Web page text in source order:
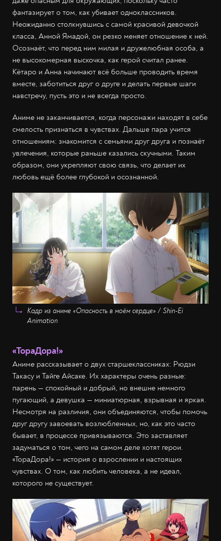
фантазирует о том, как убивает одноклассников.
Неожиданно столкнувшись с самой красивой девочкой
класса, Анной Ямадой, он резко меняет отношение к ней.
Осознаёт, что перед ним милая и дружелюбная особа, а
не высокомерная выскочка, как герой считал ранее.
Кётаро и Анна начинают всё больше проводить время
вместе, заботиться друг о друге и делать первые шаги
навстречу, пусть это и не всегда просто.
Аниме не заканчивается, когда персонажи находят в себе
смелость признаться в чувствах. Дальше пара учится
отношениям: знакомится с семьями друг друга и познаёт
увлечения, которые раньше казались скучными. Таким
образом, они укрепляют свою связь, что делает их
любовь ещё более глубокой и осознанной.
Кадр из аниме «Опасность в моём сердце» / Shin-Ei
Animation
«ТораДора!»
Аниме рассказывает о двух старшеклассниках: Рюдзи
Такасу и Тайге Айсаке. Их характеры очень разные:
парень — спокойный и добрый, но внешне немного
пугающий, а девушка — миниатюрная, взрывная и яркая.
Несмотря на различия, они объединяются, чтобы помочь
друг другу завоевать возлюбленных, но, как это часто
бывает, в процессе привязываются. Это заставляет
задуматься о том, чего на самом деле хотят герои.
«ТораДора!» — история о взрослении и настоящих
чувствах. О том, как любить человека, а не идеал,
которого не существует.